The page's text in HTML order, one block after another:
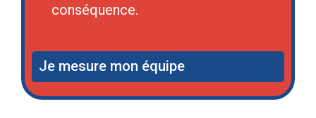
conséquence.
Je mesure mon équipe